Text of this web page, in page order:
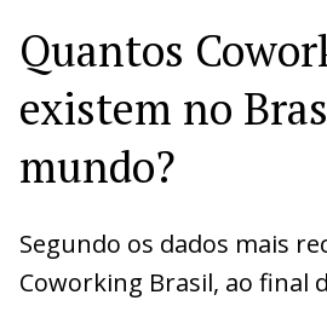
Quantos
existem no
mundo?
Segundo os dados mais
Coworking Brasil, ao final